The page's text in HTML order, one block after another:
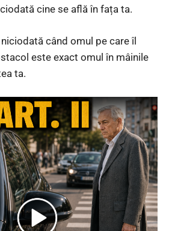
cine se află în fața ta.
când omul pe care îl
este exact omul în mâinile
ta.